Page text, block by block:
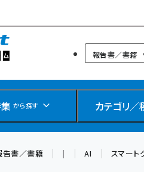
スマートグリッドフォーラム
報告書／書籍
から探す カテゴリ／
告書／書籍 | AI スマート